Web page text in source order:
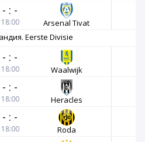
- : -
18:00
Arsenal Tivat
Eerste Divisie
- : -
18:00 Waalwijk
- : -
18:00 Heracles
- : -
18:00 Roda